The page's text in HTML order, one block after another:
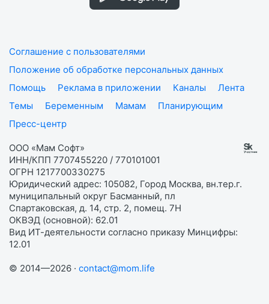
Соглашение с пользователями
Положение об обработке персональных данных
Помощь
Реклама в приложении Каналы
Лента
Темы
Беременным Мамам
Планирующим
Пресс-центр
ООО «Мам Софт»
ИНН/КПП 7707455220 / 770101001
ОГРН 1217700330275
Юридический адрес: 105082, Город Москва, вн.тер.г.
муниципальный округ Басманный, пл
Спартаковская, д. 14, стр. 2, помещ. 7Н
ОКВЭД (основной): 62.01
Вид ИТ-деятельности согласно приказу Минцифры:
12.01
© 2014—2026 · contact@mom.life